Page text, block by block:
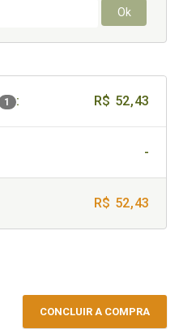
Ok
1 : R$ 52,43
-
R$ 52,43
CONCLUIR A COMPRA